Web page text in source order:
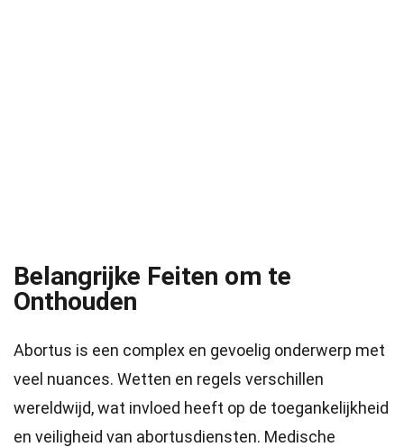
Belangrijke Feiten om te
Onthouden
Abortus is een complex en gevoelig onderwerp met
veel nuances. Wetten en regels verschillen
wereldwijd, wat invloed heeft op de toegankelijkheid
en veiligheid van abortusdiensten. Medische